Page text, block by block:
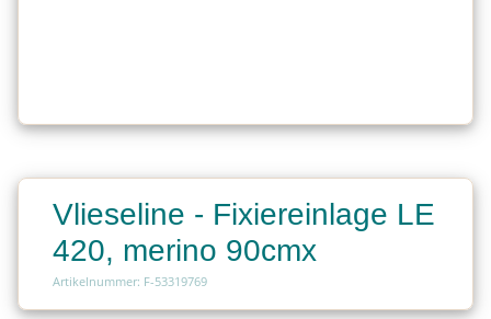
Vlieseline - Fixiereinlage LE
420, merino 90cmx
Artikelnummer: F-53319769